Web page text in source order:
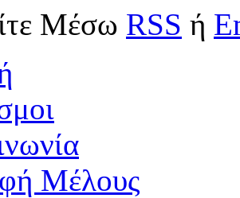
Μέσω RSS ή
Μέλους